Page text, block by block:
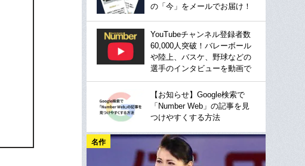
の「今」をメールでお届け！
YouTubeチャンネル登録者数
60,000人突破！バレーボール
や陸上、バスケ、野球などの
選手のインタビューを動画で
【お知らせ】Google検索で
「Number Web」の記事を見
つけやすくする方法
名作